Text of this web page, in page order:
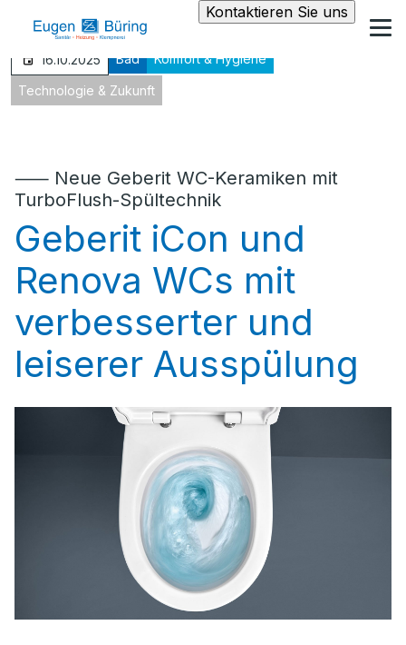
Kontaktieren Sie uns
16.10.2025 Bad Komfort & Hygiene
Technologie & Zukunft
⸺ Neue Geberit WC-Keramiken mit
TurboFlush-Spültechnik
Geberit iCon und
Renova WCs mit
verbesserter und
leiserer Ausspülung